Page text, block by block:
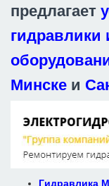
предлагает
гидравлики
Минске и
Гидравлика